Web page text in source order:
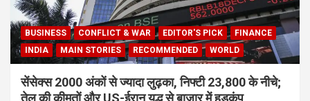
BUSINESS CONFLICT & WAR EDITOR'S PICK
FINANCE
INDIA
MAIN STORIES RECOMMENDED WORLD
सेंसेक्स 2000 अंकों से ज्यादा लुढ़का, निफ्टी 23,800 के नीचे;